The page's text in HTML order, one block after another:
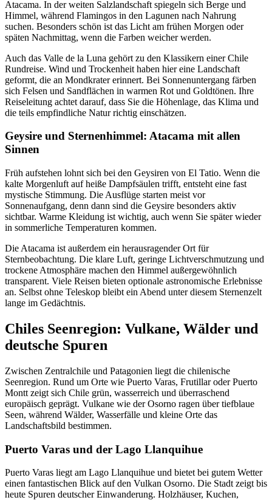
Atacama. In der weiten Salzlandschaft spiegeln sich Berge und
Himmel, während Flamingos in den Lagunen nach Nahrung
suchen. Besonders schön ist das Licht am frühen Morgen oder
späten Nachmittag, wenn die Farben weicher werden.
Auch das Valle de la Luna gehört zu den Klassikern einer Chile
Rundreise. Wind und Trockenheit haben hier eine Landschaft
geformt, die an Mondkrater erinnert. Bei Sonnenuntergang färben
sich Felsen und Sandflächen in warmen Rot und Goldtönen. Ihre
Reiseleitung achtet darauf, dass Sie die Höhenlage, das Klima und
die teils empfindliche Natur richtig einschätzen.
Geysire und Sternenhimmel: Atacama mit allen
Sinnen
Früh aufstehen lohnt sich bei den Geysiren von El Tatio. Wenn die
kalte Morgenluft auf heiße Dampfsäulen trifft, entsteht eine fast
mystische Stimmung. Die Ausflüge starten meist vor
Sonnenaufgang, denn dann sind die Geysire besonders aktiv
sichtbar. Warme Kleidung ist wichtig, auch wenn Sie später wieder
in sommerliche Temperaturen kommen.
Die Atacama ist außerdem ein herausragender Ort für
Sternbeobachtung. Die klare Luft, geringe Lichtverschmutzung und
trockene Atmosphäre machen den Himmel außergewöhnlich
transparent. Viele Reisen bieten optionale astronomische Erlebnisse
an. Selbst ohne Teleskop bleibt ein Abend unter diesem Sternenzelt
lange im Gedächtnis.
Chiles Seenregion: Vulkane, Wälder und
deutsche Spuren
Zwischen Zentralchile und Patagonien liegt die chilenische
Seenregion. Rund um Orte wie Puerto Varas, Frutillar oder Puerto
Montt zeigt sich Chile grün, wasserreich und überraschend
europäisch geprägt. Vulkane wie der Osorno ragen über tiefblaue
Seen, während Wälder, Wasserfälle und kleine Orte das
Landschaftsbild bestimmen.
Puerto Varas und der Lago Llanquihue
Puerto Varas liegt am Lago Llanquihue und bietet bei gutem Wetter
einen fantastischen Blick auf den Vulkan Osorno. Die Stadt zeigt bis
heute Spuren deutscher Einwanderung. Holzhäuser, Kuchen,